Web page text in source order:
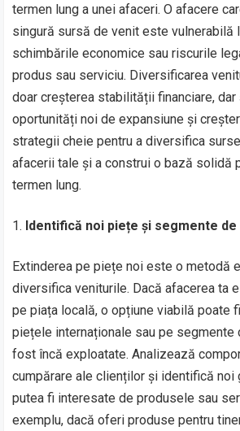
termen lung a unei afaceri. O afacere
singură sursă de venit este vulnerabilă
schimbările economice sau riscurile
produs sau serviciu. Diversificarea
doar creșterea stabilității financiare, dar
oportunități noi de expansiune și
strategii cheie pentru a diversifica
afacerii tale și a construi o bază solidă
termen lung.
Identifică noi piețe și segmente
Extinderea pe piețe noi este o metodă
diversifica veniturile. Dacă afacerea ta
pe piața locală, o opțiune viabilă poate
piețele internaționale sau pe segmente
fost încă exploatate. Analizează
cumpărare ale clienților și identifică noi
putea fi interesate de produsele sau
exemplu, dacă oferi produse pentru